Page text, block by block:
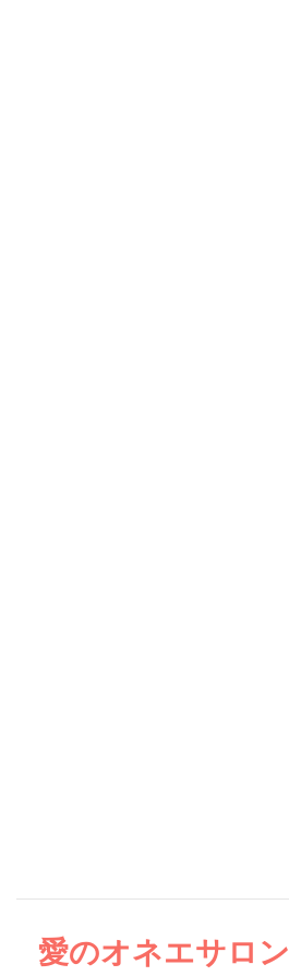
愛のオネエサロン